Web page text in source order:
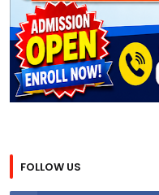
FOLLOW US